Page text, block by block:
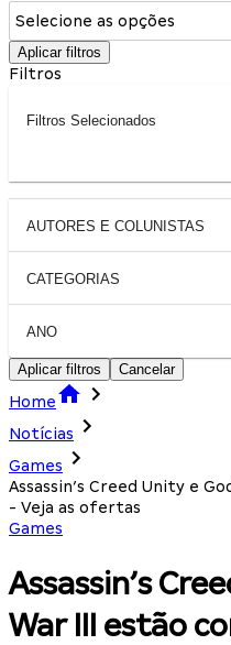
Selecione as opções
Aplicar filtros
Filtros
Filtros Selecionados
AUTORES E COLUNISTAS
CATEGORIAS
ANO
Aplicar filtros Cancelar
Home
Notícias
Games
Assassin’s Creed Unity e
- Veja as ofertas
Games
Assassin’s
War III estão